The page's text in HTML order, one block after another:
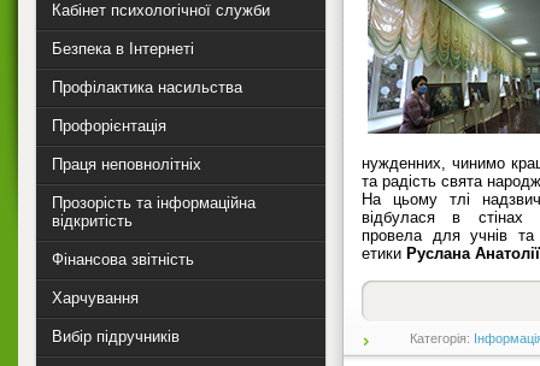
нужденних, чинимо
та радість свята
На цьому тлі
відбулася в стінах
провела для учнів та
етики Руслана
Категорія:
Кабінет психологічної служби
Безпека в Інтернеті
Профілактика насильства
Профорієнтація
Праця неповнолітніх
Прозорість та інформаційна
відкритість
Фінансова звітність
Харчування
Вибір підручників